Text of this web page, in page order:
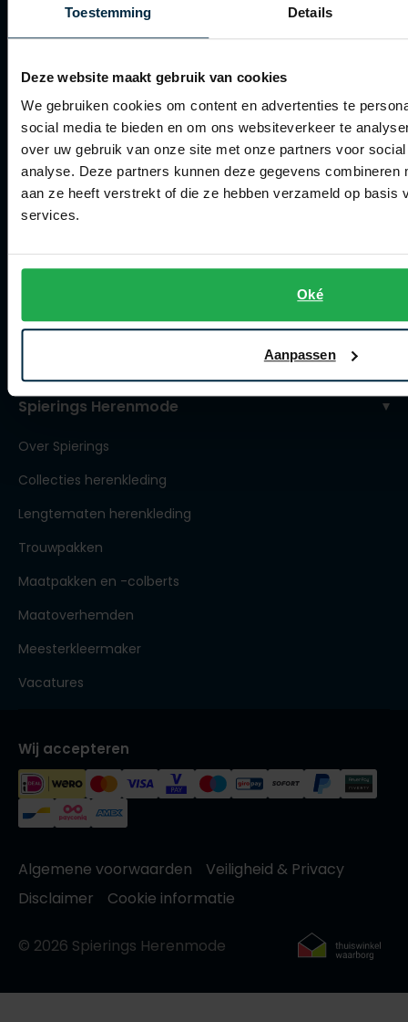
Toestemming Details
Deze website maakt gebruik van cookies
We gebruiken cookies om content en advertenties te
social media te bieden en om ons websiteverkeer te
over uw gebruik van onze site met onze partners voor
analyse. Deze partners kunnen deze gegevens combineren
aan ze heeft verstrekt of die ze hebben verzameld op basis
services.
Oké
Aanpassen
Klachtenafhandeling
Actievoorwaarden
Artikelonderhoud
Winkel
Winkel
Contact winkel
Spierings Herenmode
Over Spierings
Collecties herenkleding
Lengtematen herenkleding
Trouwpakken
Maatpakken en -colberts
Maatoverhemden
Meesterkleermaker
Vacatures
Wij accepteren
Algemene voorwaarden
Veiligheid & Privacy
Disclaimer
Cookie informatie
© 2026 Spierings Herenmode